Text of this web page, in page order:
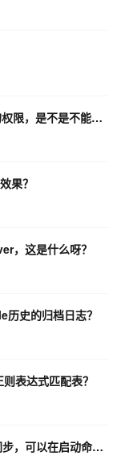
在Flink CDC中，Postgres我只有部分字段的权限，是不是不能做flinkcdc啊？
果？
，这是什么呀？
史的归档日志？
表达式匹配表？
在Flink CDC中， cdc3.1使用pipeline方式同步，可以在启动命令时加资源参数吗？